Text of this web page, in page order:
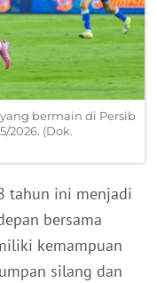
bermain di Persib
2026. (Dok.
tahun ini menjadi
bersama
kemampuan
silang dan